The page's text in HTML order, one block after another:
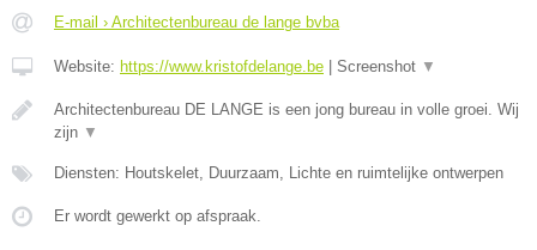
E-mail › Architectenbureau de lange bvba
Website: https://www.kristofdelange.be Screenshot ▼
Architectenbureau DE LANGE is een jong bureau in volle groei. Wij
zijn ▼
Diensten: Houtskelet, Duurzaam, Lichte en ruimtelijke ontwerpen
Er wordt gewerkt op afspraak.